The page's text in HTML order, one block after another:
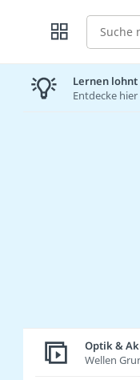
Suche
Lernen lohnt
Entdecke
Optik &
Wellen